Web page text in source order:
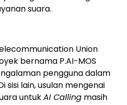
suara.
Union
bernama P.AI-MOS
pengguna dalam
sisi lain, usulan mengenai
untukAI Calling masih